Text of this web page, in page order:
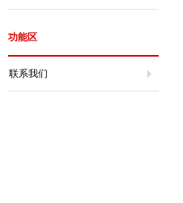
功能区
联系我们